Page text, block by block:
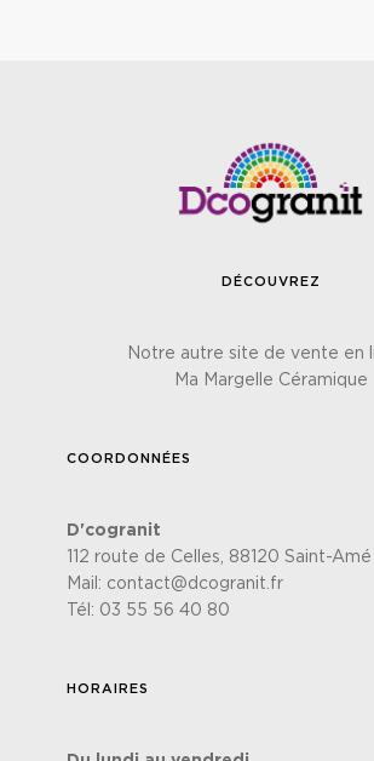
DÉCOUVREZ
Notre autre site de vente en
Ma Margelle Céramique
COORDONNÉES
D'cogranit
112 route de Celles, 88120 Saint-Amé
Mail: contact@dcogranit.fr
Tél: 03 55 56 40 80
HORAIRES